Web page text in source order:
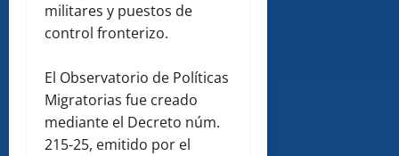
militares y puestos de
control fronterizo.
El Observatorio de Políticas
Migratorias fue creado
mediante el Decreto núm.
215-25, emitido por el